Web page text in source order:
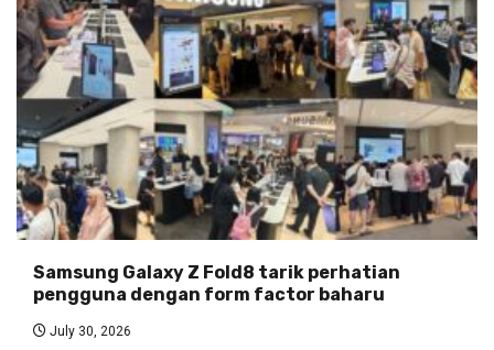
Samsung Galaxy Z Fold8 tarik perhatian
pengguna dengan form factor baharu
July 30, 2026